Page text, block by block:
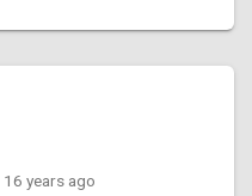
16 years ago